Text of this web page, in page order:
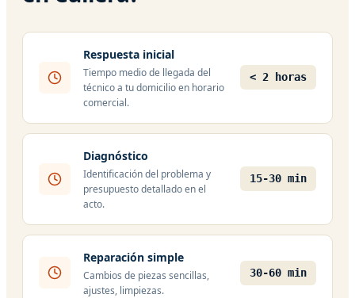
Respuesta inicial
Tiempo medio de llegada del
técnico a tu domicilio en horario
comercial.
< 2 horas
Diagnóstico
Identificación del problema y
presupuesto detallado en el
acto.
15-30 min
Reparación simple
Cambios de piezas sencillas,
ajustes, limpiezas.
30-60 min